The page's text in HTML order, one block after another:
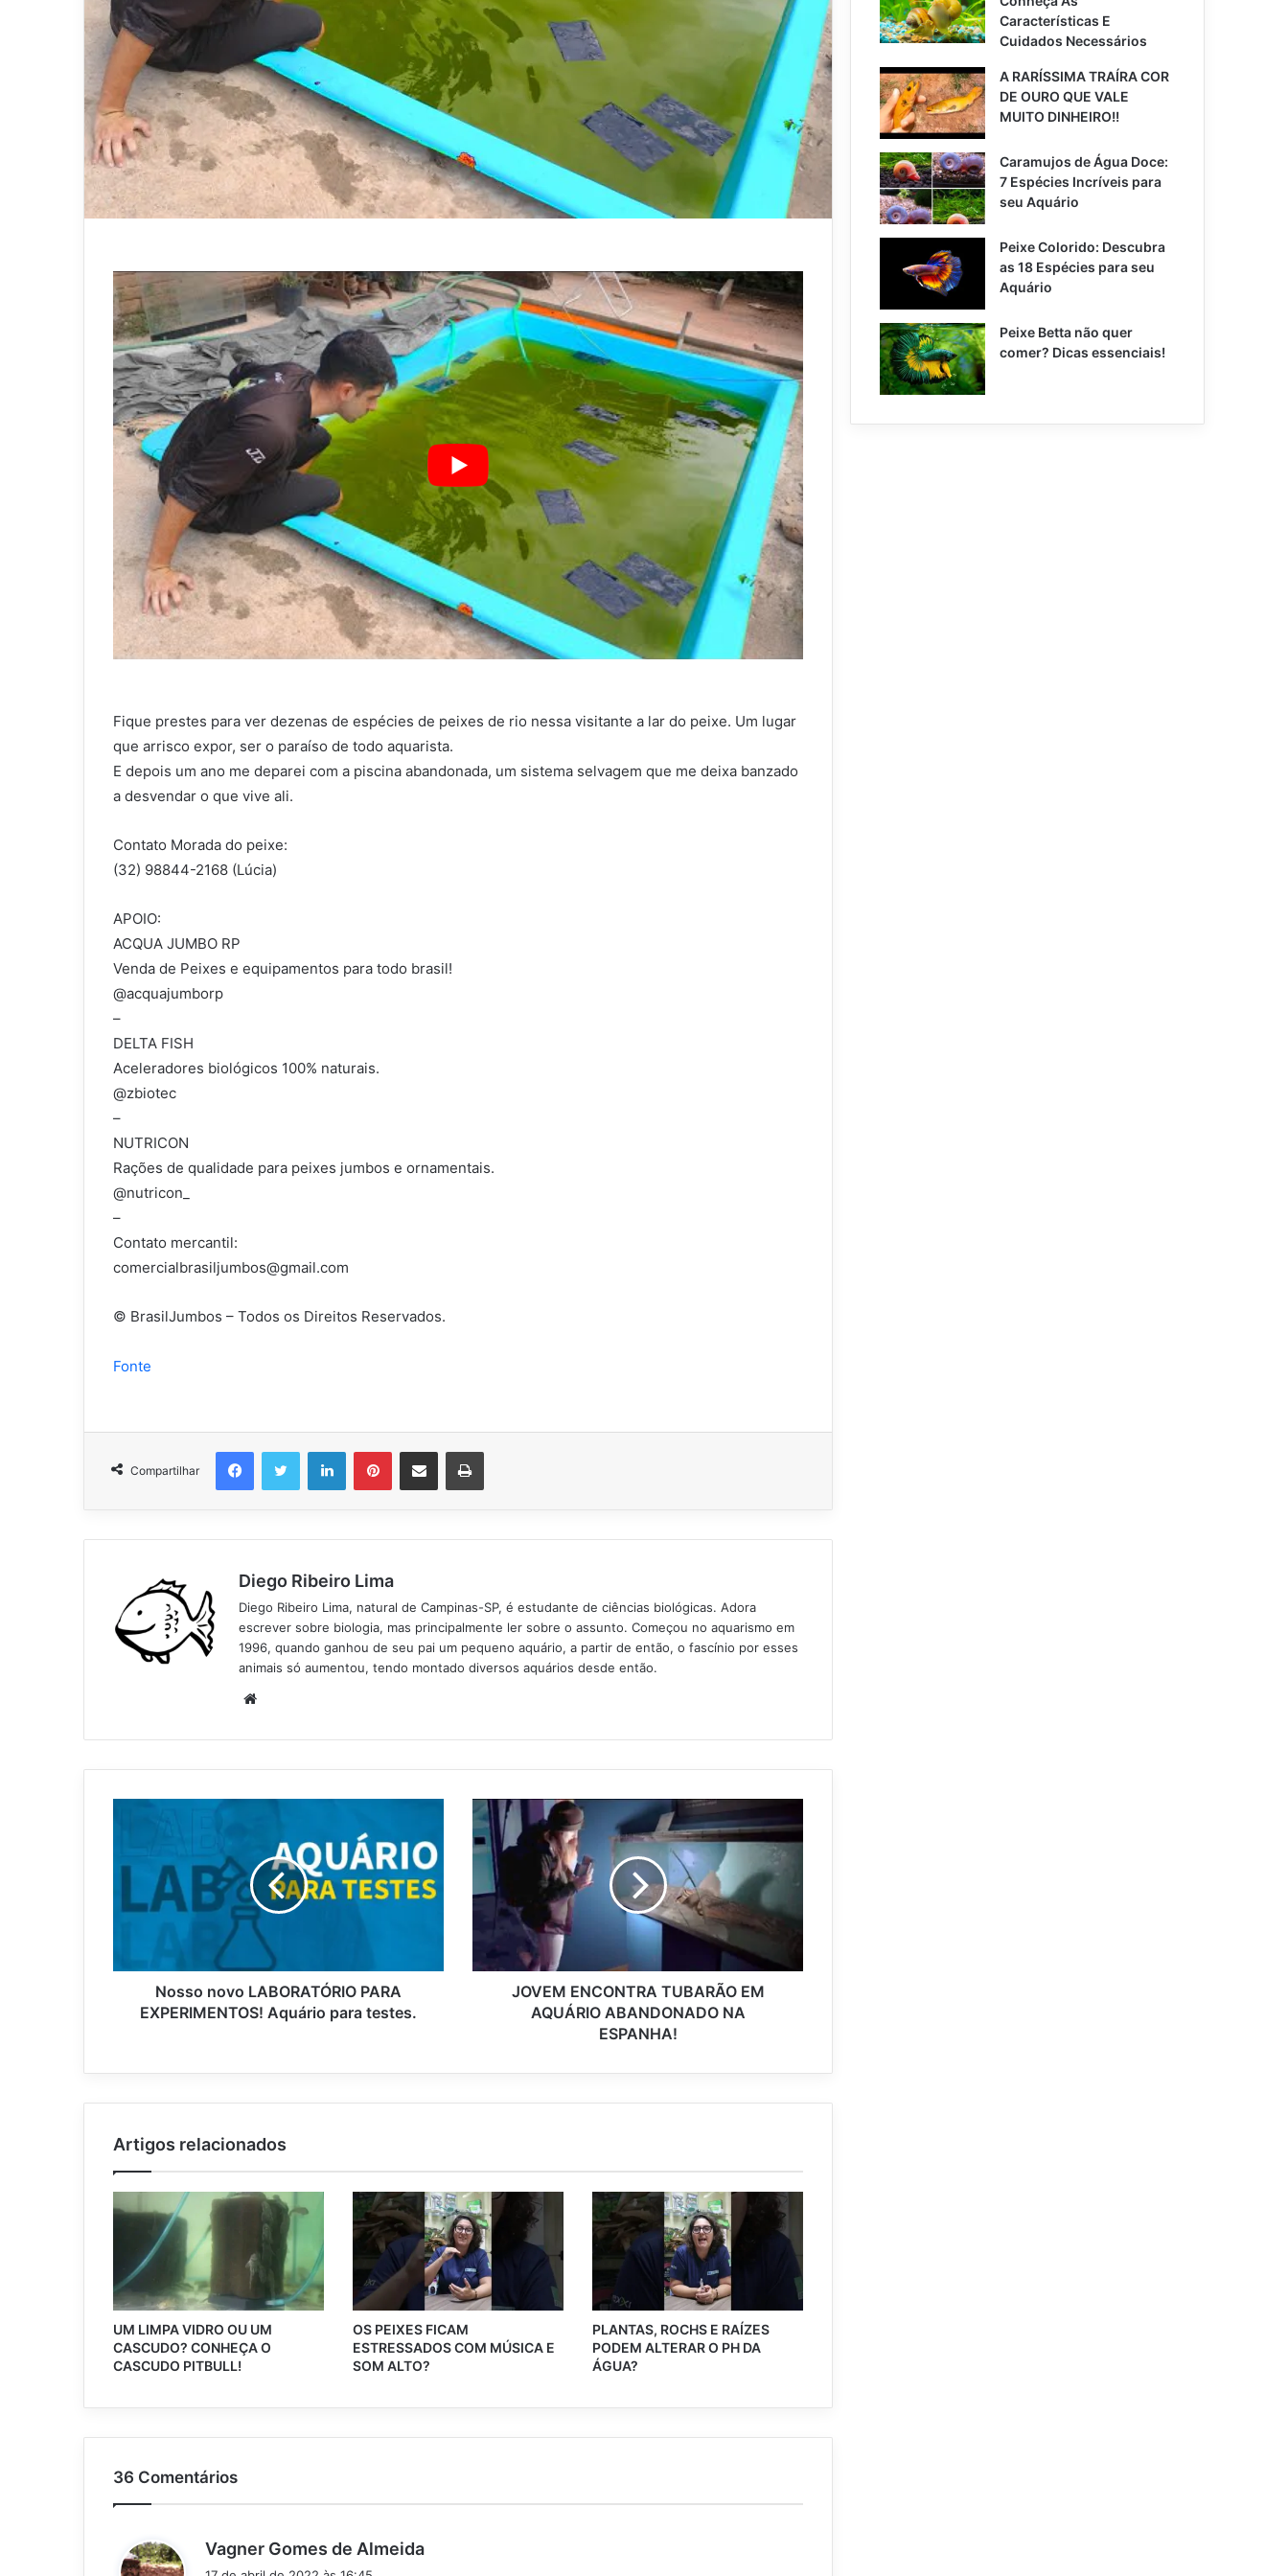
Fique prestes para ver dezenas de espécies de peixes de rio nessa visitante a lar do peixe. Um lugar
que arrisco expor, ser o paraíso de todo aquarista.
E depois um ano me deparei com a piscina abandonada, um sistema selvagem que me deixa banzado
a desvendar o que vive ali.
Contato Morada do peixe:
(32) 98844-2168 (Lúcia)
APOIO:
ACQUA JUMBO RP
Venda de Peixes e equipamentos para todo brasil!
@acquajumborp
–
DELTA FISH
Aceleradores biológicos 100% naturais.
@zbiotec
–
NUTRICON
Rações de qualidade para peixes jumbos e ornamentais.
@nutricon_
–
Contato mercantil:
comercialbrasiljumbos@gmail.com
© BrasilJumbos – Todos os Direitos Reservados.
Fonte
Compartilhar
FacebookTwitter LinkedinPinterestCompartilhar via e-mail Imprimir
Diego Ribeiro Lima
Diego Ribeiro Lima, natural de Campinas-SP, é estudante de ciências biológicas. Adora
escrever sobre biologia, mas principalmente ler sobre o assunto. Começou no aquarismo em
1996, quando ganhou de seu pai um pequeno aquário, a partir de então, o fascínio por esses
animais só aumentou, tendo montado diversos aquários desde então.
Website
Nosso novo LABORATÓRIO PARA
EXPERIMENTOS! Aquário para testes.
JOVEM ENCONTRA TUBARÃO EM
AQUÁRIO ABANDONADO NA
ESPANHA!
Artigos relacionados
UM LIMPA VIDRO OU UM
CASCUDO? CONHEÇA O
CASCUDO PITBULL!
OS PEIXES FICAM
ESTRESSADOS COM MÚSICA E
SOM ALTO?
PLANTAS, ROCHS E RAÍZES
PODEM ALTERAR O PH DA
ÁGUA?
36 Comentários
Vagner Gomes de Almeida
Características E
Cuidados Necessários
A RARÍSSIMA TRAÍRA COR
DE OURO QUE VALE
MUITO DINHEIRO!!
Caramujos de Água Doce:
7 Espécies Incríveis para
seu Aquário
Peixe Colorido: Descubra
as 18 Espécies para seu
Aquário
Peixe Betta não quer
comer? Dicas essenciais!